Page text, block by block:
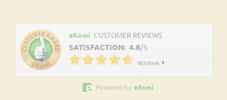
eKomi CUSTOMER REVIEWS
SATISFACTION: 4.8/5
REVIEWS
Powered by eKomi